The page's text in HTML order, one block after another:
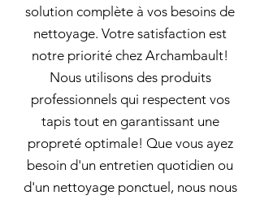
solution complète à vos besoins de
nettoyage. Votre satisfaction est
notre priorité chez Archambault!
Nous utilisons des produits
professionnels qui respectent vos
tapis tout en garantissant une
propreté optimale! Que vous ayez
besoin d'un entretien quotidien ou
d'un nettoyage ponctuel, nous nous